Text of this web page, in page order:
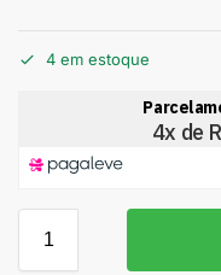
4 em estoque